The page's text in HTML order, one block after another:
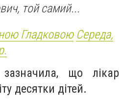
той самий...
Гладковою Середа,
що лікар
десятки дітей.